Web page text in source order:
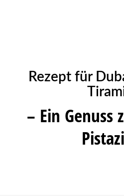
Rezept für
– Ein Genuss